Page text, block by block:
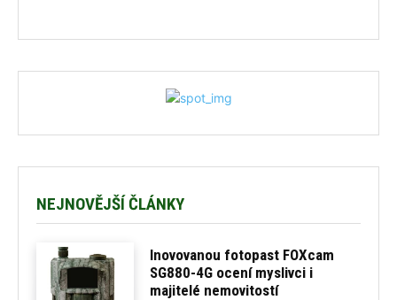
NEJNOVĚJŠÍ ČLÁNKY
Inovovanou fotopast FOXcam
SG880-4G ocení myslivci i
majitelé nemovitostí